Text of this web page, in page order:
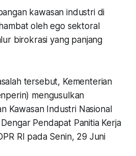
kawasan industri di
oleh ego sektoral
birokrasi yang panjang
tersebut, Kementerian
mengusulkan
Kawasan Industri Nasional
Pendapat Panitia Kerja
RI pada Senin, 29 Juni